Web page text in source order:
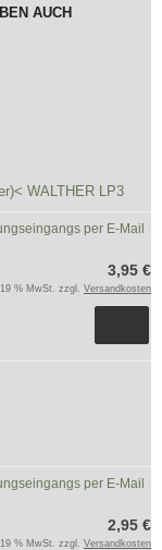
AUCH
WALTHER LP3
per E-Mail
3,95 €
% MwSt. zzgl. Versandkosten
per E-Mail
2,95 €
% MwSt. zzgl. Versandkosten